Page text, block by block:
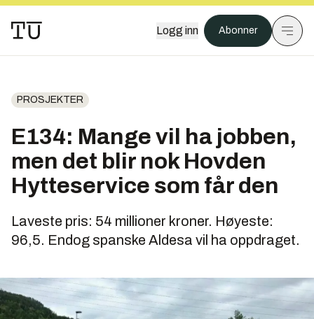
Logg inn Abonner
PROSJEKTER
E134: Mange vil ha jobben,
men det blir nok Hovden
Hytteservice som får den
Laveste pris: 54 millioner kroner. Høyeste:
96,5. Endog spanske Aldesa vil ha oppdraget.